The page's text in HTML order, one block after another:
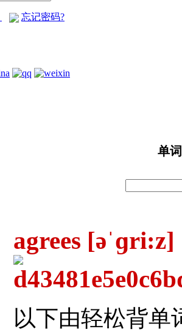
忘记密码?
单
agrees [əˈɡri:z]
以下由轻松背单